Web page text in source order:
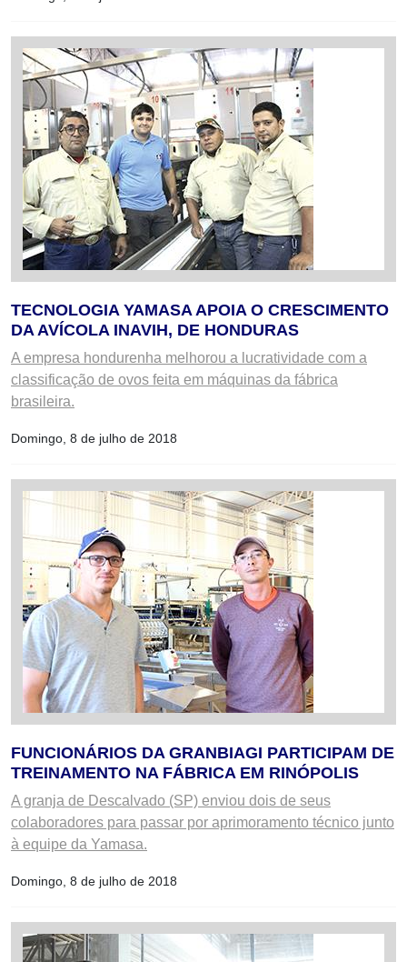
TECNOLOGIA YAMASA APOIA O CRESCIMENTO
DA AVÍCOLA INAVIH, DE HONDURAS
A empresa hondurenha melhorou a lucratividade com a
classificação de ovos feita em máquinas da fábrica
brasileira.
Domingo, 8 de julho de 2018
FUNCIONÁRIOS DA GRANBIAGI PARTICIPAM DE
TREINAMENTO NA FÁBRICA EM RINÓPOLIS
A granja de Descalvado (SP) enviou dois de seus
colaboradores para passar por aprimoramento técnico junto
à equipe da Yamasa.
Domingo, 8 de julho de 2018